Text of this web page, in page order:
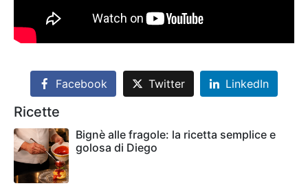
Facebook Twitter LinkedIn
Ricette
Bignè alle fragole: la ricetta semplice e
golosa di Diego